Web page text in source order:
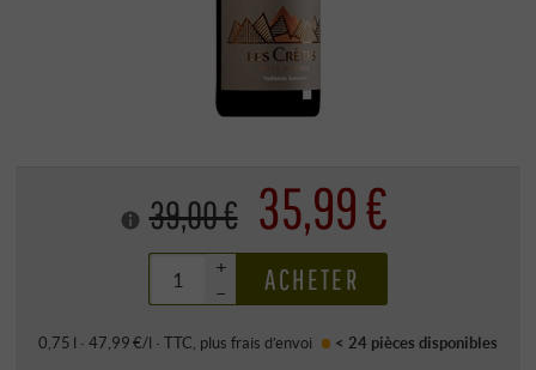
39,00 € 35,99 €
+
–
ACHETER
0,75 l · 47,99 €/l · TTC , plus frais d’envoi < 24 pièces disponibles